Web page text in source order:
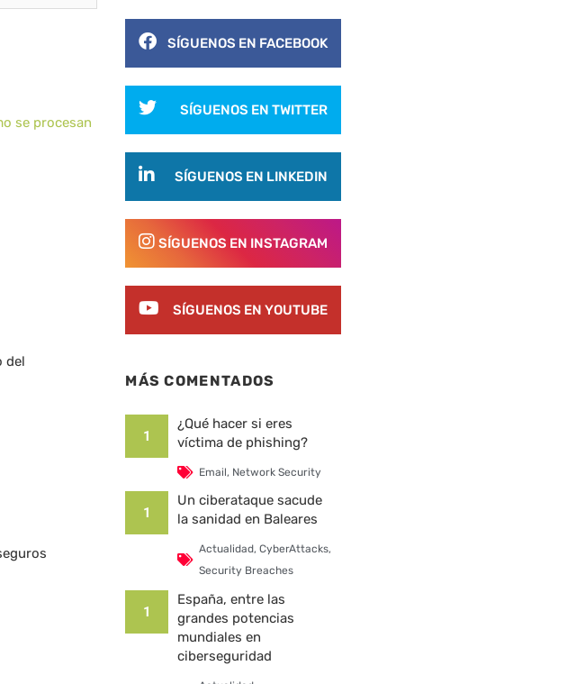
se procesan
del
SÍGUENOS EN FACEBOOK
SÍGUENOS EN TWITTER
SÍGUENOS EN LINKEDIN
SÍGUENOS EN INSTAGRAM
SÍGUENOS EN YOUTUBE
MÁS COMENTADOS
1
¿Qué hacer si eres
víctima de phishing?
Email, Network Security
1
Un ciberataque sacude
la sanidad en Baleares
Actualidad, CyberAttacks,
Security Breaches
1
España, entre las
grandes potencias
mundiales en
ciberseguridad